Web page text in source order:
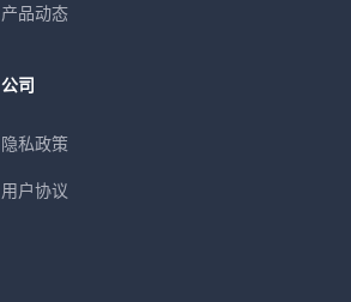
产品动态
公司
隐私政策
用户协议